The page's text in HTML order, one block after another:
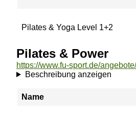
Pilates & Yoga Level 1+2
Pilates & Power
Beschreibung anzeigen
Name